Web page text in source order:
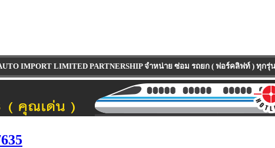
LIMITED PARTNERSHIP จำหน่าย ซ่อม รถยก ( ฟอร์คลิฟท์ ) ทุกรุ่น ทุก